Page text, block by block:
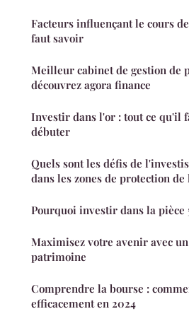
Facteurs influençant le cours
faut savoir
Meilleur cabinet de gestion de
découvrez agora finance
Investir dans l'or : tout ce qu'il
débuter
Quels sont les défis de
dans les zones de protection de
Pourquoi investir dans la pièce
Maximisez votre avenir avec
patrimoine
Comprendre la bourse :
efficacement en 2024